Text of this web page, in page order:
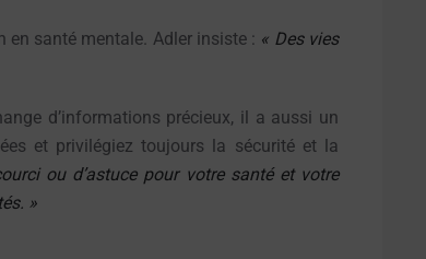
en santé mentale. Adler insiste : « Des vies
d’informations précieux, il a aussi un
et privilégiez toujours la sécurité et la
ou d’astuce pour votre santé et votre
»